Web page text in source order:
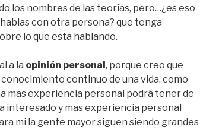
los nombres de las teorías, pero…¿es eso
con otra persona? que tenga
lo que esta hablando.
a la opinión personal, porque creo que
continuo de una vida, como
mas experiencia personal podrá tener de
interesado y mas experiencia personal
mi la gente mayor siguen siendo grandes